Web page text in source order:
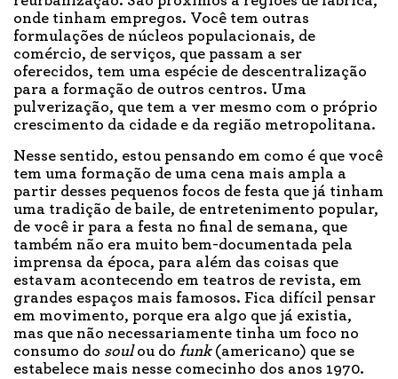
onde tinham empregos. Você tem outras
formulações de núcleos populacionais, de
comércio, de serviços, que passam a ser
oferecidos, tem uma espécie de descentralização
para a formação de outros centros. Uma
pulverização, que tem a ver mesmo com o próprio
crescimento da cidade e da região metropolitana.
Nesse sentido, estou pensando em como é que você
tem uma formação de uma cena mais ampla a
partir desses pequenos focos de festa que já tinham
uma tradição de baile, de entretenimento popular,
de você ir para a festa no final de semana, que
também não era muito bem-documentada pela
imprensa da época, para além das coisas que
estavam acontecendo em teatros de revista, em
grandes espaços mais famosos. Fica difícil pensar
em movimento, porque era algo que já existia,
mas que não necessariamente tinha um foco no
consumo do soulou do funk (americano) que se
estabelece mais nesse comecinho dos anos 1970.